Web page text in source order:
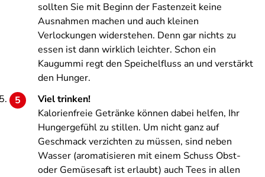
sollten Sie mit Beginn der Fastenzeit keine
Ausnahmen machen und auch kleinen
Verlockungen widerstehen. Denn gar nichts zu
essen ist dann wirklich leichter. Schon ein
Kaugummi regt den Speichelfluss an und verstärkt
den Hunger.
Viel trinken!
Kalorienfreie Getränke können dabei helfen, Ihr
Hungergefühl zu stillen. Um nicht ganz auf
Geschmack verzichten zu müssen, sind neben
Wasser (aromatisieren mit einem Schuss Obst-
oder Gemüsesaft ist erlaubt) auch Tees in allen